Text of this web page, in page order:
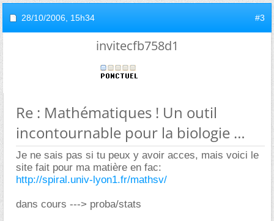
28/10/2006, 15h34 #3
invitecfb758d1
Re : Mathématiques ! Un outil
incontournable pour la biologie
Je ne sais pas si tu peux y avoir acces, mais voici le
site fait pour ma matière en fac:
http://spiral.univ-lyon1.fr/mathsv/
dans cours ---> proba/stats